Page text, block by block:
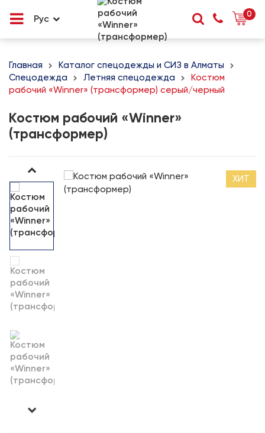
Рус
0
Главная
Каталог спецодежды и СИЗ в Алматы
Спецодежда
Летняя спецодежда
Костюм
рабочий «Winner» (трансформер) серый/черный
Костюм рабочий «Winner»
(трансформер)
ХИТ